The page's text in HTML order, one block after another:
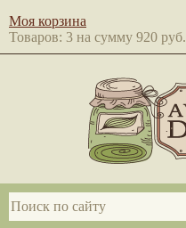
Моя корзина
Товаров: 3 на сумму 920 руб.